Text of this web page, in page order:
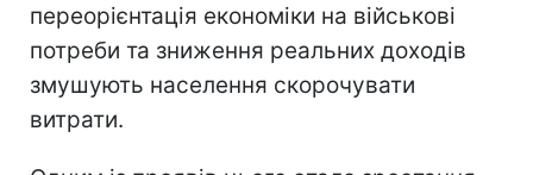
переорієнтація економіки на військові
потреби та зниження реальних доходів
змушують населення скорочувати
витрати.